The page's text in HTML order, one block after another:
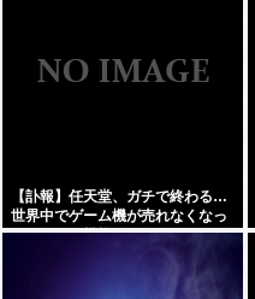
【訃報】任天堂、ガチで終わる…
世界中でゲーム機が売れなくなっ
てしまった模様